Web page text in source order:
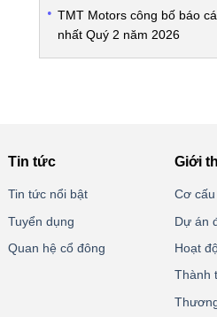
TMT Motors công bố báo
nhất Quý 2 năm 2026
Tin tức
Tin tức nổi bật
Tuyển dụng
Quan hệ cổ đông
Giới
Cơ
Dự án
Hoạt
Thành